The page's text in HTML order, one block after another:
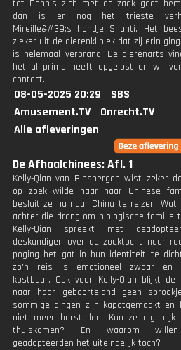
tot Dennis zich met de zaak gaat
dan is er nog het trieste
Mireille&#39;s hondje Shanti. Het
zieker uit de dierenkliniek dat zij erin
is helemaal verbrand. De dierenarts
het al prima heeft opgelost en wil
contact.
08-05-2025 20:29
SBS
Amusement.TV
Onrecht.TV
Alle afleveringen
De Afhaalchinees: Afl. 1
Kelly-Qian van Binsbergen wist zeker
op zoek wilde naar haar Chinese
besluit ze nu naar China te reizen.
achter die drang om biologische familie
Kelly-Qian spreekt met
deskundigen over de zoektocht naar
poging het gat in hun identiteit te
zo'n reis is emotioneel zwaar en
kostbaar. Ook voor Kelly-Qian blijkt de
naar haar geboorteland geen
sommige dingen zijn kapotgemaakt en
niet meer herstellen. Kan ze
thuiskomen? En waarom
geadopteerden het uiteindelijk toch?